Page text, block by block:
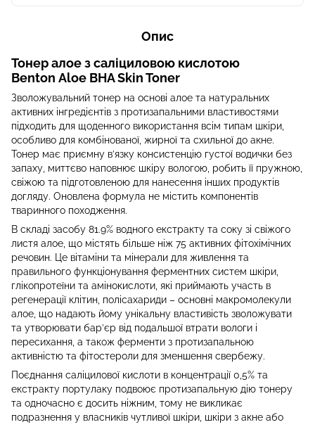
Опис
Тонер алое з саліциловою кислотою
Benton Aloe BHA Skin Toner
Зволожувальний тонер на основі алое та натуральних
активних інгредієнтів з протизапальними властивостями
підходить для щоденного використання всім типам шкіри,
особливо для комбінованої, жирної та схильної до акне.
Тонер має приємну в’язку консистенцію густої водички без
запаху, миттєво наповнює шкіру вологою, робить її пружною,
свіжою та підготовленою для нанесення інших продуктів
догляду. Оновлена формула не містить компонентів
тваринного походження.
В складі засобу 81.9% водного екстракту та соку зі свіжого
листя алое, що містять більше ніж 75 активних фітохімічних
речовин. Це вітаміни та мінерали для живлення та
правильного функціонування ферментних систем шкіри,
глікопротеїни та амінокислоти, які приймають участь в
регенерації клітин, полісахариди – основні макромолекули
алое, що надають йому унікальну властивість зволожувати
та утворювати бар’єр від подальшої втрати вологи і
пересихання, а також ферменти з протизапальною
активністю та фітостероли для зменшення свербежу.
Поєднання саліцилової кислоти в концентрації 0,5% та
екстракту портулаку подвоює протизапальную дію тонеру
та одночасно є досить ніжним, тому не викликає
подразнення у власників чутливої шкіри, шкіри з акне або